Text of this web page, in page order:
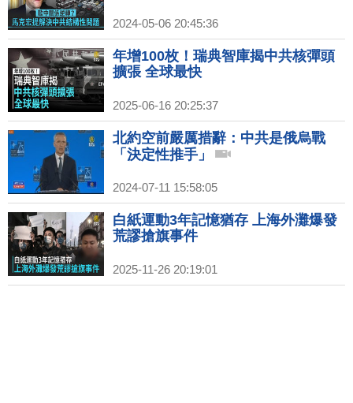
2024-05-06 20:45:36
年增100枚！瑞典智庫揭中共核彈頭
擴張 全球最快
2025-06-16 20:25:37
北約空前嚴厲措辭：中共是俄烏戰
「決定性推手」
2024-07-11 15:58:05
白紙運動3年記憶猶存 上海外灘爆發
荒謬搶旗事件
2025-11-26 20:19:01